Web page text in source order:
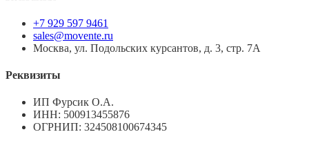
+7 929 597 9461
sales@movente.ru
Москва, ул. Подольских курсантов, д. 3, стр. 7А
Реквизиты
ИП Фурсик О.А.
ИНН: 500913455876
ОГРНИП: 324508100674345